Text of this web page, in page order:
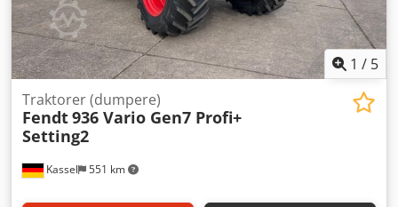
1 / 5
Kassel 551 km
Traktorer (dumpere)
Fendt936 Vario Gen7 Profi+
Setting2